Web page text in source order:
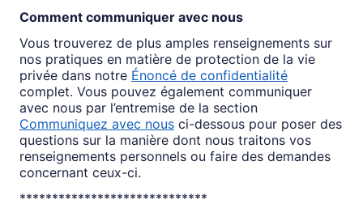
Comment communiquer avec nous
Vous trouverez de plus amples renseignements sur
nos pratiques en matière de protection de la vie
privée dans notre Énoncé de confidentialité
complet. Vous pouvez également communiquer
avec nous par l’entremise de la section
Communiquez avec nous ci-dessous pour poser des
questions sur la manière dont nous traitons vos
renseignements personnels ou faire des demandes
concernant ceux-ci.
*****************************